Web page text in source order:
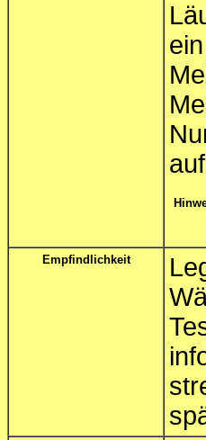
Empfindlichkeit